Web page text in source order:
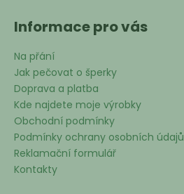
Informace pro vás
Na přání
Jak pečovat o šperky
Doprava a platba
Kde najdete moje výrobky
Obchodní podmínky
Podmínky ochrany osobních údajů
Reklamační formulář
Kontakty